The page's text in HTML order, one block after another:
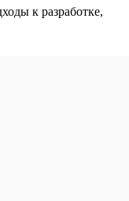
к разработке,